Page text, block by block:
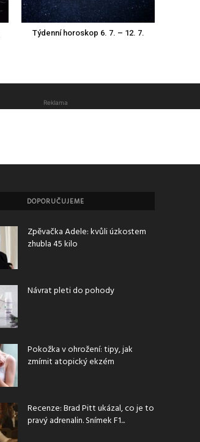
Týdenní horoskop 6. 7. – 12. 7.
Reklama
DOPORUČUJEME
Zpěvačka Adele: kvůli úzkostem
zhubla 45 kilo
Návrat pleti do pohody
Pokožka v ohrožení: tipy, jak
zmírnit atopický ekzém
Recenze: Brad Pitt ukázal, co je to
pravý adrenalin. Snímek F1...